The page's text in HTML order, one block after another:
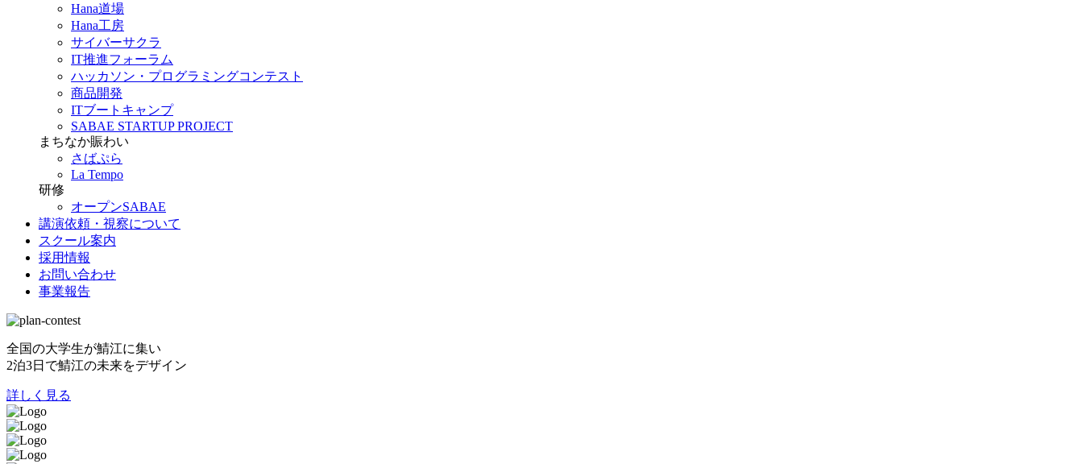
Hana道場
Hana工房
サイバーサクラ
IT推進フォーラム
ハッカソン・プログラミングコンテスト
商品開発
ITブートキャンプ
SABAE STARTUP PROJECT
まちなか賑わい
さばぷら
La Tempo
研修
オープンSABAE
講演依頼・視察について
スクール案内
採用情報
お問い合わせ
事業報告
全国の大学生が鯖江に集い
2泊3日で鯖江の未来をデザイン
詳しく見る